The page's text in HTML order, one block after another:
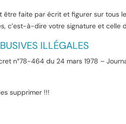
être faite par écrit et figurer sur tous
c’est-à-dire votre signature et celle
ILLÉGALES
n°78-464 du 24 mars 1978 –
supprimer !!!